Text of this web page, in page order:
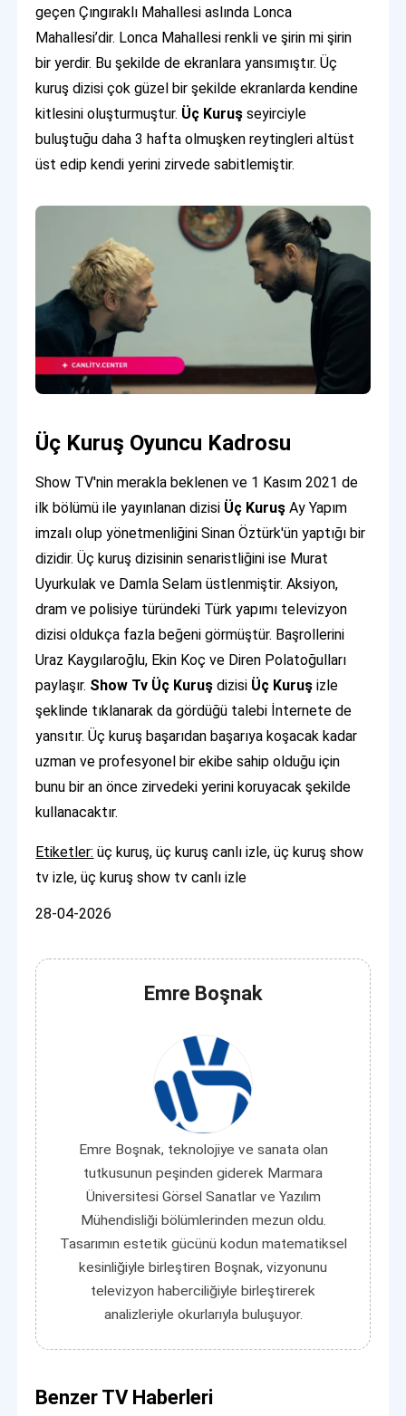
geçen Çıngıraklı Mahallesi aslında Lonca
Mahallesi’dir. Lonca Mahallesi renkli ve şirin mi şirin
bir yerdir. Bu şekilde de ekranlara yansımıştır. Üç
kuruş dizisi çok güzel bir şekilde ekranlarda kendine
kitlesini oluşturmuştur. Üç Kuruş seyirciyle
buluştuğu daha 3 hafta olmuşken reytingleri altüst
üst edip kendi yerini zirvede sabitlemiştir.
Üç Kuruş Oyuncu Kadrosu
Show TV'nin merakla beklenen ve 1 Kasım 2021 de
ilk bölümü ile yayınlanan dizisi Üç Kuruş Ay Yapım
imzalı olup yönetmenliğini Sinan Öztürk'ün yaptığı bir
dizidir. Üç kuruş dizisinin senaristliğini ise Murat
Uyurkulak ve Damla Selam üstlenmiştir. Aksiyon,
dram ve polisiye türündeki Türk yapımı televizyon
dizisi oldukça fazla beğeni görmüştür. Başrollerini
Uraz Kaygılaroğlu, Ekin Koç ve Diren Polatoğulları
paylaşır. Show Tv Üç Kuruş dizisi Üç Kuruş izle
şeklinde tıklanarak da gördüğü talebi İnternete de
yansıtır. Üç kuruş başarıdan başarıya koşacak kadar
uzman ve profesyonel bir ekibe sahip olduğu için
bunu bir an önce zirvedeki yerini koruyacak şekilde
kullanacaktır.
Etiketler: üç kuruş, üç kuruş canlı izle, üç kuruş show
tv izle, üç kuruş show tv canlı izle
28-04-2026
Emre Boşnak
Emre Boşnak, teknolojiye ve sanata olan
tutkusunun peşinden giderek Marmara
Üniversitesi Görsel Sanatlar ve Yazılım
Mühendisliği bölümlerinden mezun oldu.
Tasarımın estetik gücünü kodun matematiksel
kesinliğiyle birleştiren Boşnak, vizyonunu
televizyon haberciliğiyle birleştirerek
analizleriyle okurlarıyla buluşuyor.
Benzer TV Haberleri